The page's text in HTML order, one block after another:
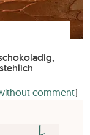
comment)